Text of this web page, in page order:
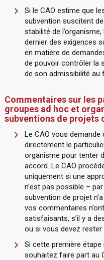
Si le CAO estime que
subvention suscitent
stabilité de
dernier des exigences
en matière de
de pouvoir contrôler la
de son admissibilité au
Commentaires sur les
groupes ad hoc et
subventions de projets
Le CAO vous
directement le
organisme pour tenter
accord. Le CAO
uniquement si une
n’est pas possible –
subvention de projet
vos commentaires
satisfaisants, s’il y a
ou si vous devez rester
Si cette première étape
souhaitez faire part au